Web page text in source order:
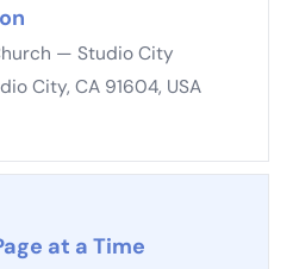
— Studio City
City, CA 91604, USA
at a Time